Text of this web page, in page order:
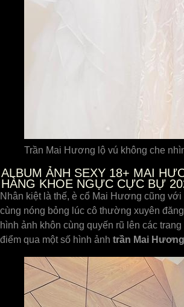
Trần Mai Hương lộ vú không che
ALBUM ẢNH SEXY 18+ MAI
HÀNG KHOE NGỰC CỰC BỰ
Nhân kiệt là thế, è cổ Mai Hương cũng với
cùng nóng bỏng lúc cô thường xuyên
hình ảnh khôn cùng quyến rũ lên các
điểm qua một số hình ảnh trần Mai